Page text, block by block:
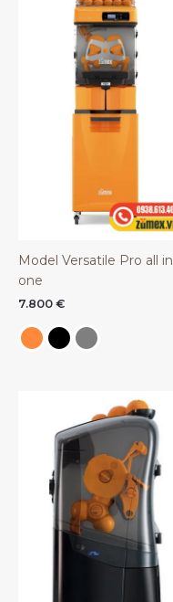
Model Versatile Pro all in
one
7.800 €